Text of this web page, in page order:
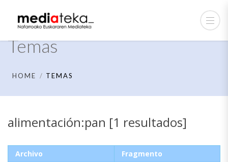
Temas
HOME TEMAS
alimentación:pan [1 resultados]
Archivo Fragmento